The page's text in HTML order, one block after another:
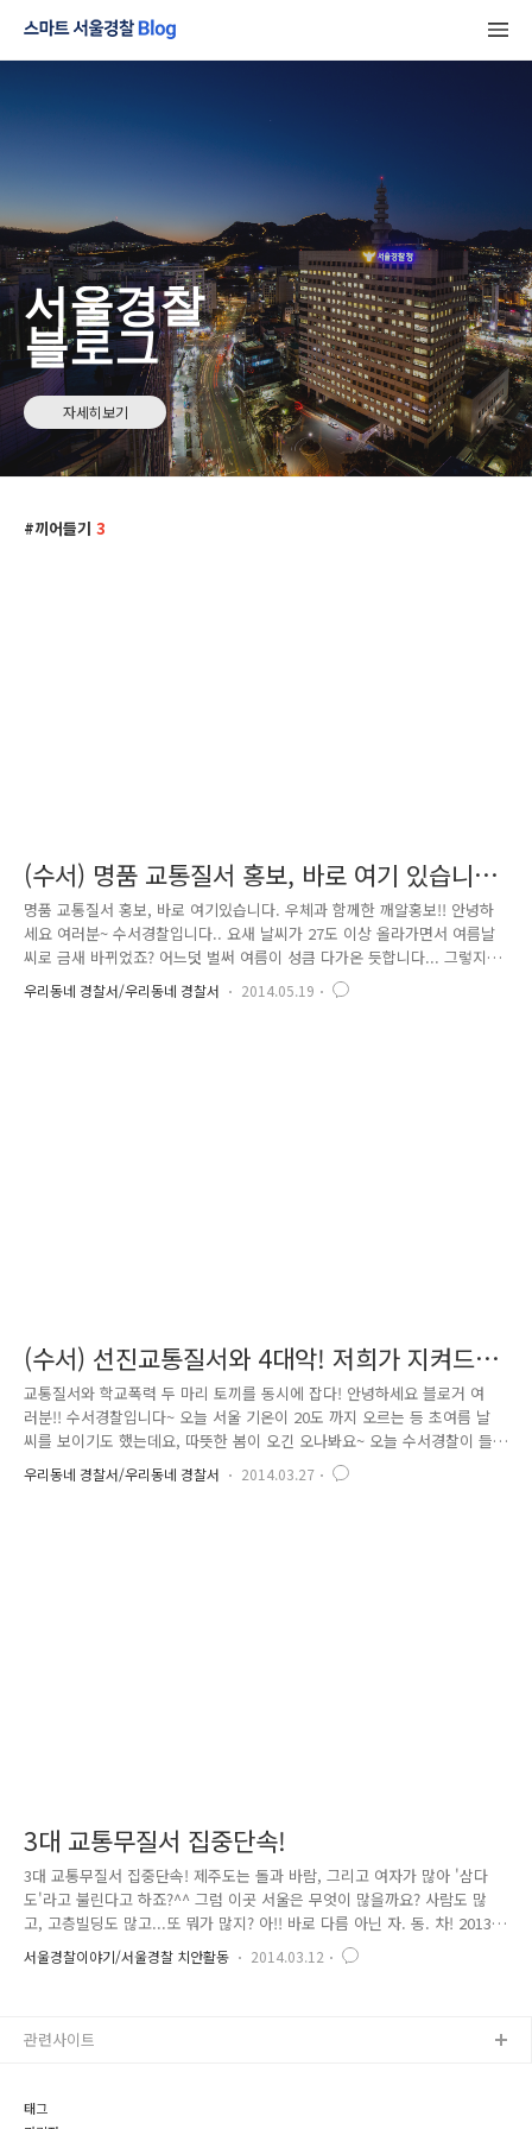
서울경찰
블로그
자세히보기
끼어들기 3
(수서) 명품 교통질서 홍보, 바로 여기 있습니
다.
명품 교통질서 홍보, 바로 여기있습니다. 우체과 함께한 깨알홍보!! 안녕하
세요 여러분~ 수서경찰입니다.. 요새 날씨가 27도 이상 올라가면서 여름날
씨로 금새 바뀌었죠? 어느덧 벌써 여름이 성큼 다가온 듯합니다... 그렇지
만 야간에는 쌀쌀한 기운이 아직 있더라고요! 우리 블로거 여러분들도 환
절기 건강에 유의하세요^^ 오늘 수서경찰에서 전해드릴 소식은 교통질서
우리동네 경찰서/우리동네 경찰서 2014.05.19
(수서) 선진교통질서와 4대악! 저희가 지켜드릴
게요~ 느낌아니까~~!
교통질서와 학교폭력 두 마리 토끼를 동시에 잡다! 안녕하세요 블로거 여
러분!! 수서경찰입니다~ 오늘 서울 기온이 20도 까지 오르는 등 초여름 날
씨를 보이기도 했는데요, 따뜻한 봄이 오긴 오나봐요~ 오늘 수서경찰이 들
려 드릴 소식은 수서경찰이 추진하고 있는 교통정책에 대해 알려드리고자
합니다~ 일단 여러분, 서울경찰이 추진 하고 있는 교통 정책이 무엇인지 알
우리동네 경찰서/우리동네 경찰서 2014.03.27
3대 교통무질서 집중단속!
3대 교통무질서 집중단속! 제주도는 돌과 바람, 그리고 여자가 많아 '삼다
도'라고 불린다고 하죠?^^ 그럼 이곳 서울은 무엇이 많을까요? 사람도 많
고, 고층빌딩도 많고...또 뭐가 많지? 아!! 바로 다름 아닌 자. 동. 차! 2013
년을 기준으로 서울시에 등록된 자동차 수가 약 300만대라고 하니, 어마어
마하죠? 상황이 이렇다 보니, 서울시민의 행복지수에 있어 쾌적한 교통환
바로잡기! 사실 그동안 잘못된 관행으로 자리 잡은 '교통질서 미준수'는 우
서울경찰이야기/서울경찰 치안활동 2014.03.12
태그
관련사이트